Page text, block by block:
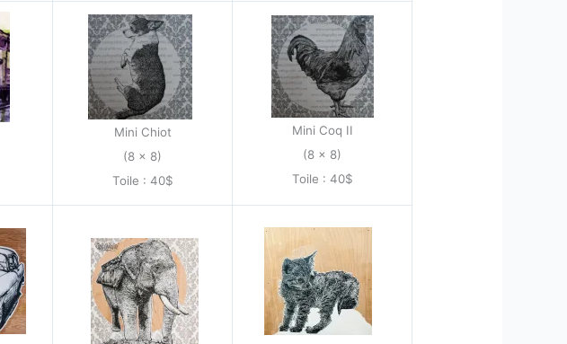
Mini Chiot
(8 x 8)
Toile : 40$
Mini Coq II
(8 x 8)
Toile : 40$